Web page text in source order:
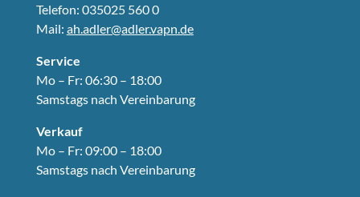
Telefon: 035025 560 0
Mail: ah.adler@adler.vapn.de
Service
Mo – Fr: 06:30 – 18:00
Samstags nach Vereinbarung
Verkauf
Mo – Fr: 09:00 – 18:00
Samstags nach Vereinbarung